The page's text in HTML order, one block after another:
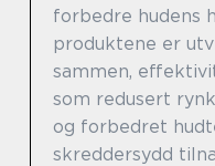
forbedre hudens
produktene er
sammen,
som redusert
og forbedret
skreddersydd